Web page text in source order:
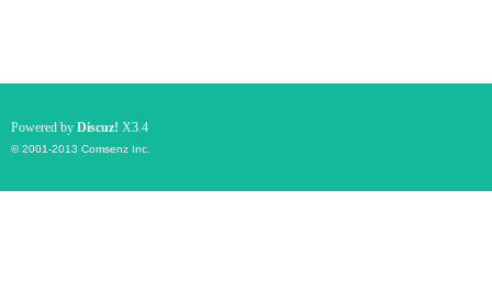
Powered by Discuz! X3.4
© 2001-2013 Comsenz Inc.